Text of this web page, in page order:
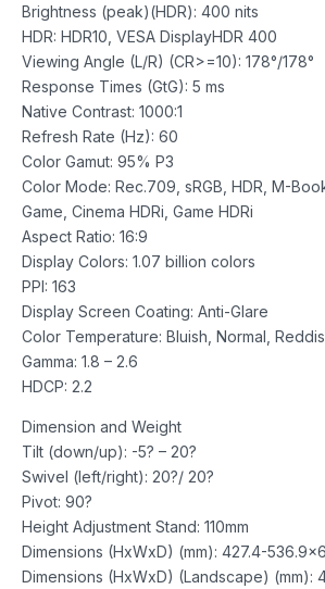
Brightness (peak)(HDR): 400 nits
HDR: HDR10, VESA DisplayHDR 400
Viewing Angle (L/R) (CR>=10): 178°/178°
Response Times (GtG): 5 ms
Native Contrast: 1000:1
Refresh Rate (Hz): 60
Color Gamut: 95% P3
Color Mode: Rec.709, sRGB, HDR, M-
Game, Cinema HDRi, Game HDRi
Aspect Ratio: 16:9
Display Colors: 1.07 billion colors
PPI: 163
Display Screen Coating: Anti-Glare
Color Temperature: Bluish, Normal,
Gamma: 1.8 – 2.6
HDCP: 2.2
Dimension and Weight
Tilt (down/up): -5? – 20?
Swivel (left/right): 20?/ 20?
Pivot: 90?
Height Adjustment Stand: 110mm
Dimensions (HxWxD) (mm): 427.4-
Dimensions (HxWxD) (Landscape) (mm):